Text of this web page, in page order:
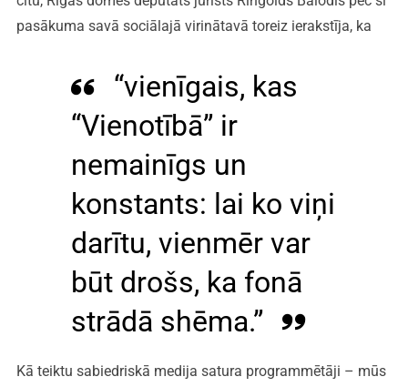
pasākuma savā sociālajā virinātavā toreiz ierakstīja, ka
“vienīgais, kas
“Vienotībā” ir
nemainīgs un
konstants: lai ko viņi
darītu, vienmēr var
būt drošs, ka fonā
strādā shēma.”
Kā teiktu sabiedriskā medija satura programmētāji – mūs